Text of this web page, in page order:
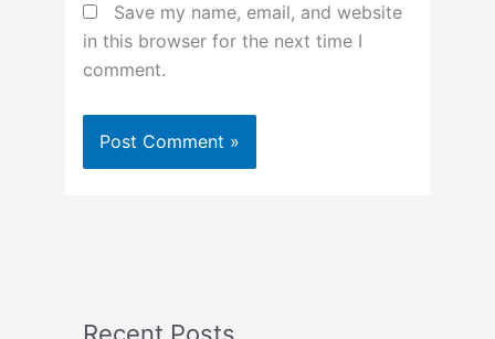
Save my name, email, and website
in this browser for the next time I
comment.